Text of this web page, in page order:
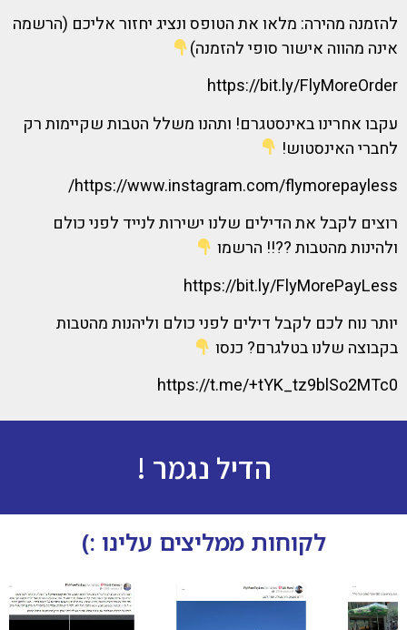
להזמנה מהירה: מלאו את הטופס ונציג יחזור אליכם (הרשמה
אינה מהווה אישור סופי להזמנה)
https://bit.ly/FlyMoreOrder
עקבו אחרינו באינסטגרם! ותהנו משלל הטבות שקיימות רק
לחברי האינסטוש!
https://www.instagram.com/flymorepayless/
רוצים לקבל את הדילים שלנו ישירות לנייד לפני כולם
ולהינות מהטבות ??!! הרשמו
https://bit.ly/FlyMorePayLess
יותר נוח לכם לקבל דילים לפני כולם וליהנות מהטבות
בקבוצה שלנו בטלגרם? כנסו
https://t.me/+tYK_tz9blSo2MTc0
הדיל נגמר !
לקוחות ממליצים עלינו :)